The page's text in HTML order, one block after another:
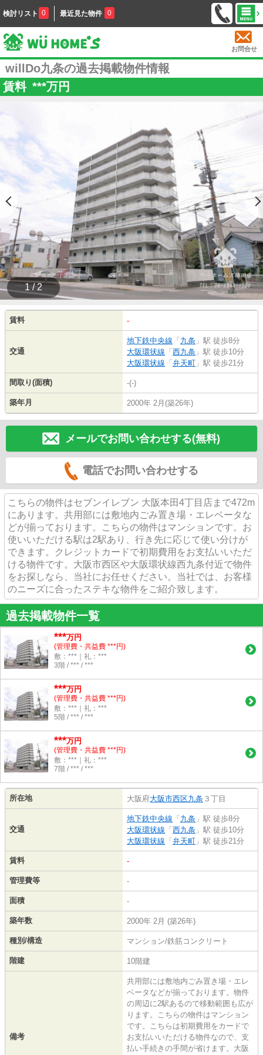
検討リスト 0 最近見た物件 0
お問合せ
willDo九条の過去掲載物件情報
賃料 ***万円
1 / 2
賃料 -
交通
地下鉄中央線 「 九条 」駅 徒歩8分
大阪環状線 「 西九条 」駅 徒歩10分
大阪環状線 「 弁天町 」駅 徒歩21分
間取り(面積) -(-)
築年月 2000年 2月(築26年)
メールでお問い合わせする(無料)
電話でお問い合わせする
こちらの物件はセブンイレブン 大阪本田4丁目店まで472m
にあります。共用部には敷地内ごみ置き場・エレベータな
どが揃っております。こちらの物件はマンションです。お
使いいただける駅は2駅あり、行き先に応じて使い分けが
できます。クレジットカードで初期費用をお支払いいただ
ける物件です。大阪市西区や大阪環状線西九条付近で物件
をお探しなら、当社にお任せください。当社では、お客様
のニーズに合ったステキな物件をご紹介致します。
過去掲載物件一覧
***万円
(管理費・共益費 ***円)
敷：***｜礼：***
3階 / *** / ***
***万円
(管理費・共益費 ***円)
敷：***｜礼：***
5階 / *** / ***
***万円
(管理費・共益費 ***円)
敷：***｜礼：***
7階 / *** / ***
所在地 大阪府大阪市西区九条 ３丁目
交通
地下鉄中央線 「 九条 」駅 徒歩8分
大阪環状線 「 西九条 」駅 徒歩10分
大阪環状線 「 弁天町 」駅 徒歩21分
賃料 -
管理費等 -
面積 -
築年数 2000年 2月 (築26年)
種別/構造 マンション/鉄筋コンクリート
階建 10階建
備考
共用部には敷地内ごみ置き場・エレ
ベータなどが揃っております。物件
の周辺に2駅あるので移動範囲も広が
ります。こちらの物件はマンション
です。こちらは初期費用をカードで
お支払いいただける物件なので、支
払い手続きの手間が省けます。大阪